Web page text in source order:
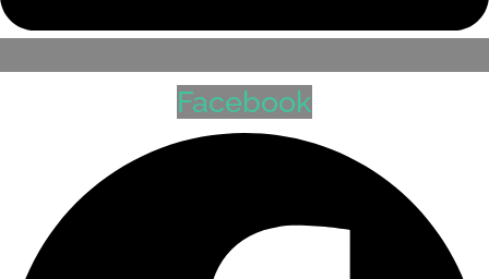
Facebook